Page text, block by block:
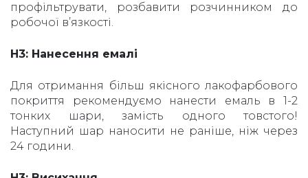
профільтрувати, розбавити розчинником до
робочої в’язкості.
H3: Нанесення емалі
Для отримання більш якісного лакофарбового
покриття рекомендуємо нанести емаль в 1-2
тонких шари, замість одного товстого!
Наступний шар наносити не раніше, ніж через
24 години.